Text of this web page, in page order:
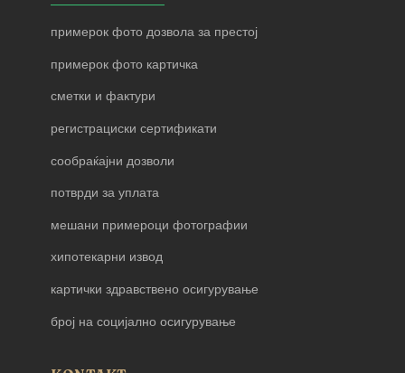
примерок фото дозвола за престој
примерок фото картичка
сметки и фактури
регистрациски сертификати
сообраќајни дозволи
потврди за уплата
мешани примероци фотографии
хипотекарни извод
картички здравствено осигурување
број на социјално осигурување